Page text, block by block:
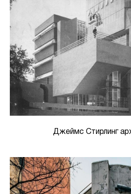
Джеймс Стирлинг